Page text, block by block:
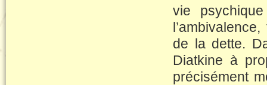
vie
de la dette.
Diatkine à
précisément